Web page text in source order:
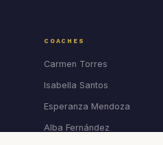
COACHES
Carmen Torres
Isabella Santos
Esperanza Mendoza
Alba Fernández